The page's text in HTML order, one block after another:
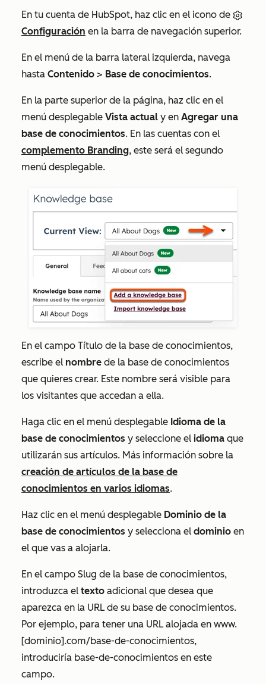
En tu cuenta de HubSpot, haz clic en el icono de
Configuración en la barra de navegación superior.
En el menú de la barra lateral izquierda, navega
hasta Contenido > Base de conocimientos.
En la parte superior de la página, haz clic en el
menú desplegable Vista actual y en Agregar una
base de conocimientos. En las cuentas con el
complemento Branding, este será el segundo
menú desplegable.
En el campo Título de la base de conocimientos,
escribe el nombre de la base de conocimientos
que quieres crear. Este nombre será visible para
los visitantes que accedan a ella.
Haga clic en el menú desplegable Idioma de la
base de conocimientos y seleccione el idioma que
utilizarán sus artículos. Más información sobre la
creación de artículos de la base de
conocimientos en varios idiomas.
Haz clic en el menú desplegable Dominio de la
base de conocimientos y selecciona el dominio en
el que vas a alojarla.
En el campo Slug de la base de conocimientos,
introduzca el texto adicional que desea que
aparezca en la URL de su base de conocimientos.
Por ejemplo, para tener una URL alojada en www.
[dominio].com/base-de-conocimientos,
introduciría base-de-conocimientos en este
campo.